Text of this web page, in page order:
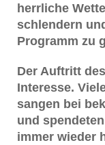
herrliche
schlendern
Programm zu
Der Auftritt
Interesse.
sangen bei
und
immer wieder